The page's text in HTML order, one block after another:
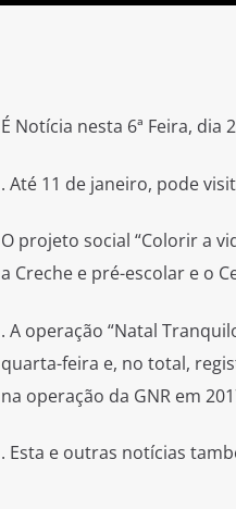
É Notícia nesta 6ª Feira, dia
. Até 11 de janeiro, pode
O projeto social “Colorir a
a Creche e pré-escolar e o
. A operação “Natal
quarta-feira e, no total,
na operação da GNR em
. Esta e outras notícias